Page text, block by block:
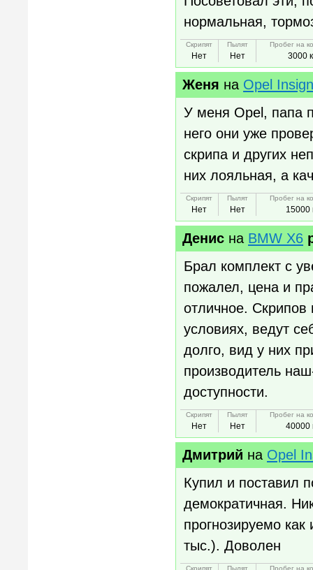
нормальная,
Скрипят
Нет
Пылят
Нет
Пробег на
3000
Женя на Opel
У меня Opel, папа
него они уже
скрипа и других
них лояльная, а
Скрипят
Нет
Пылят
Нет
Пробег на
15000
Денис на BMW X6
Брал комплект с
пожалел, цена и
отличное. Скрипов
условиях, ведут
долго, вид у них
производитель
доступности.
Скрипят
Нет
Пылят
Нет
Пробег на
40000
Дмитрий на Opel
Купил и поставил
демократичная.
прогнозируемо
тыс.). Доволен
Скрипят Пылят Пробег на